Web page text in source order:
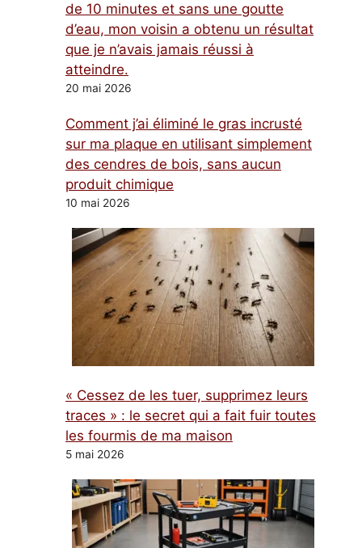
de 10 minutes et sans une goutte
d’eau, mon voisin a obtenu un résultat
que je n’avais jamais réussi à
atteindre.
20 mai 2026
Comment j’ai éliminé le gras incrusté
sur ma plaque en utilisant simplement
des cendres de bois, sans aucun
produit chimique
10 mai 2026
« Cessez de les tuer, supprimez leurs
traces » : le secret qui a fait fuir toutes
les fourmis de ma maison
5 mai 2026